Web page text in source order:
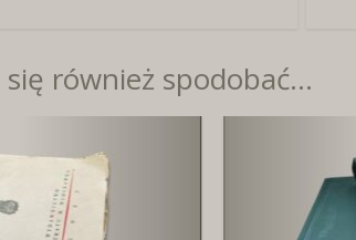
się również spodobać...